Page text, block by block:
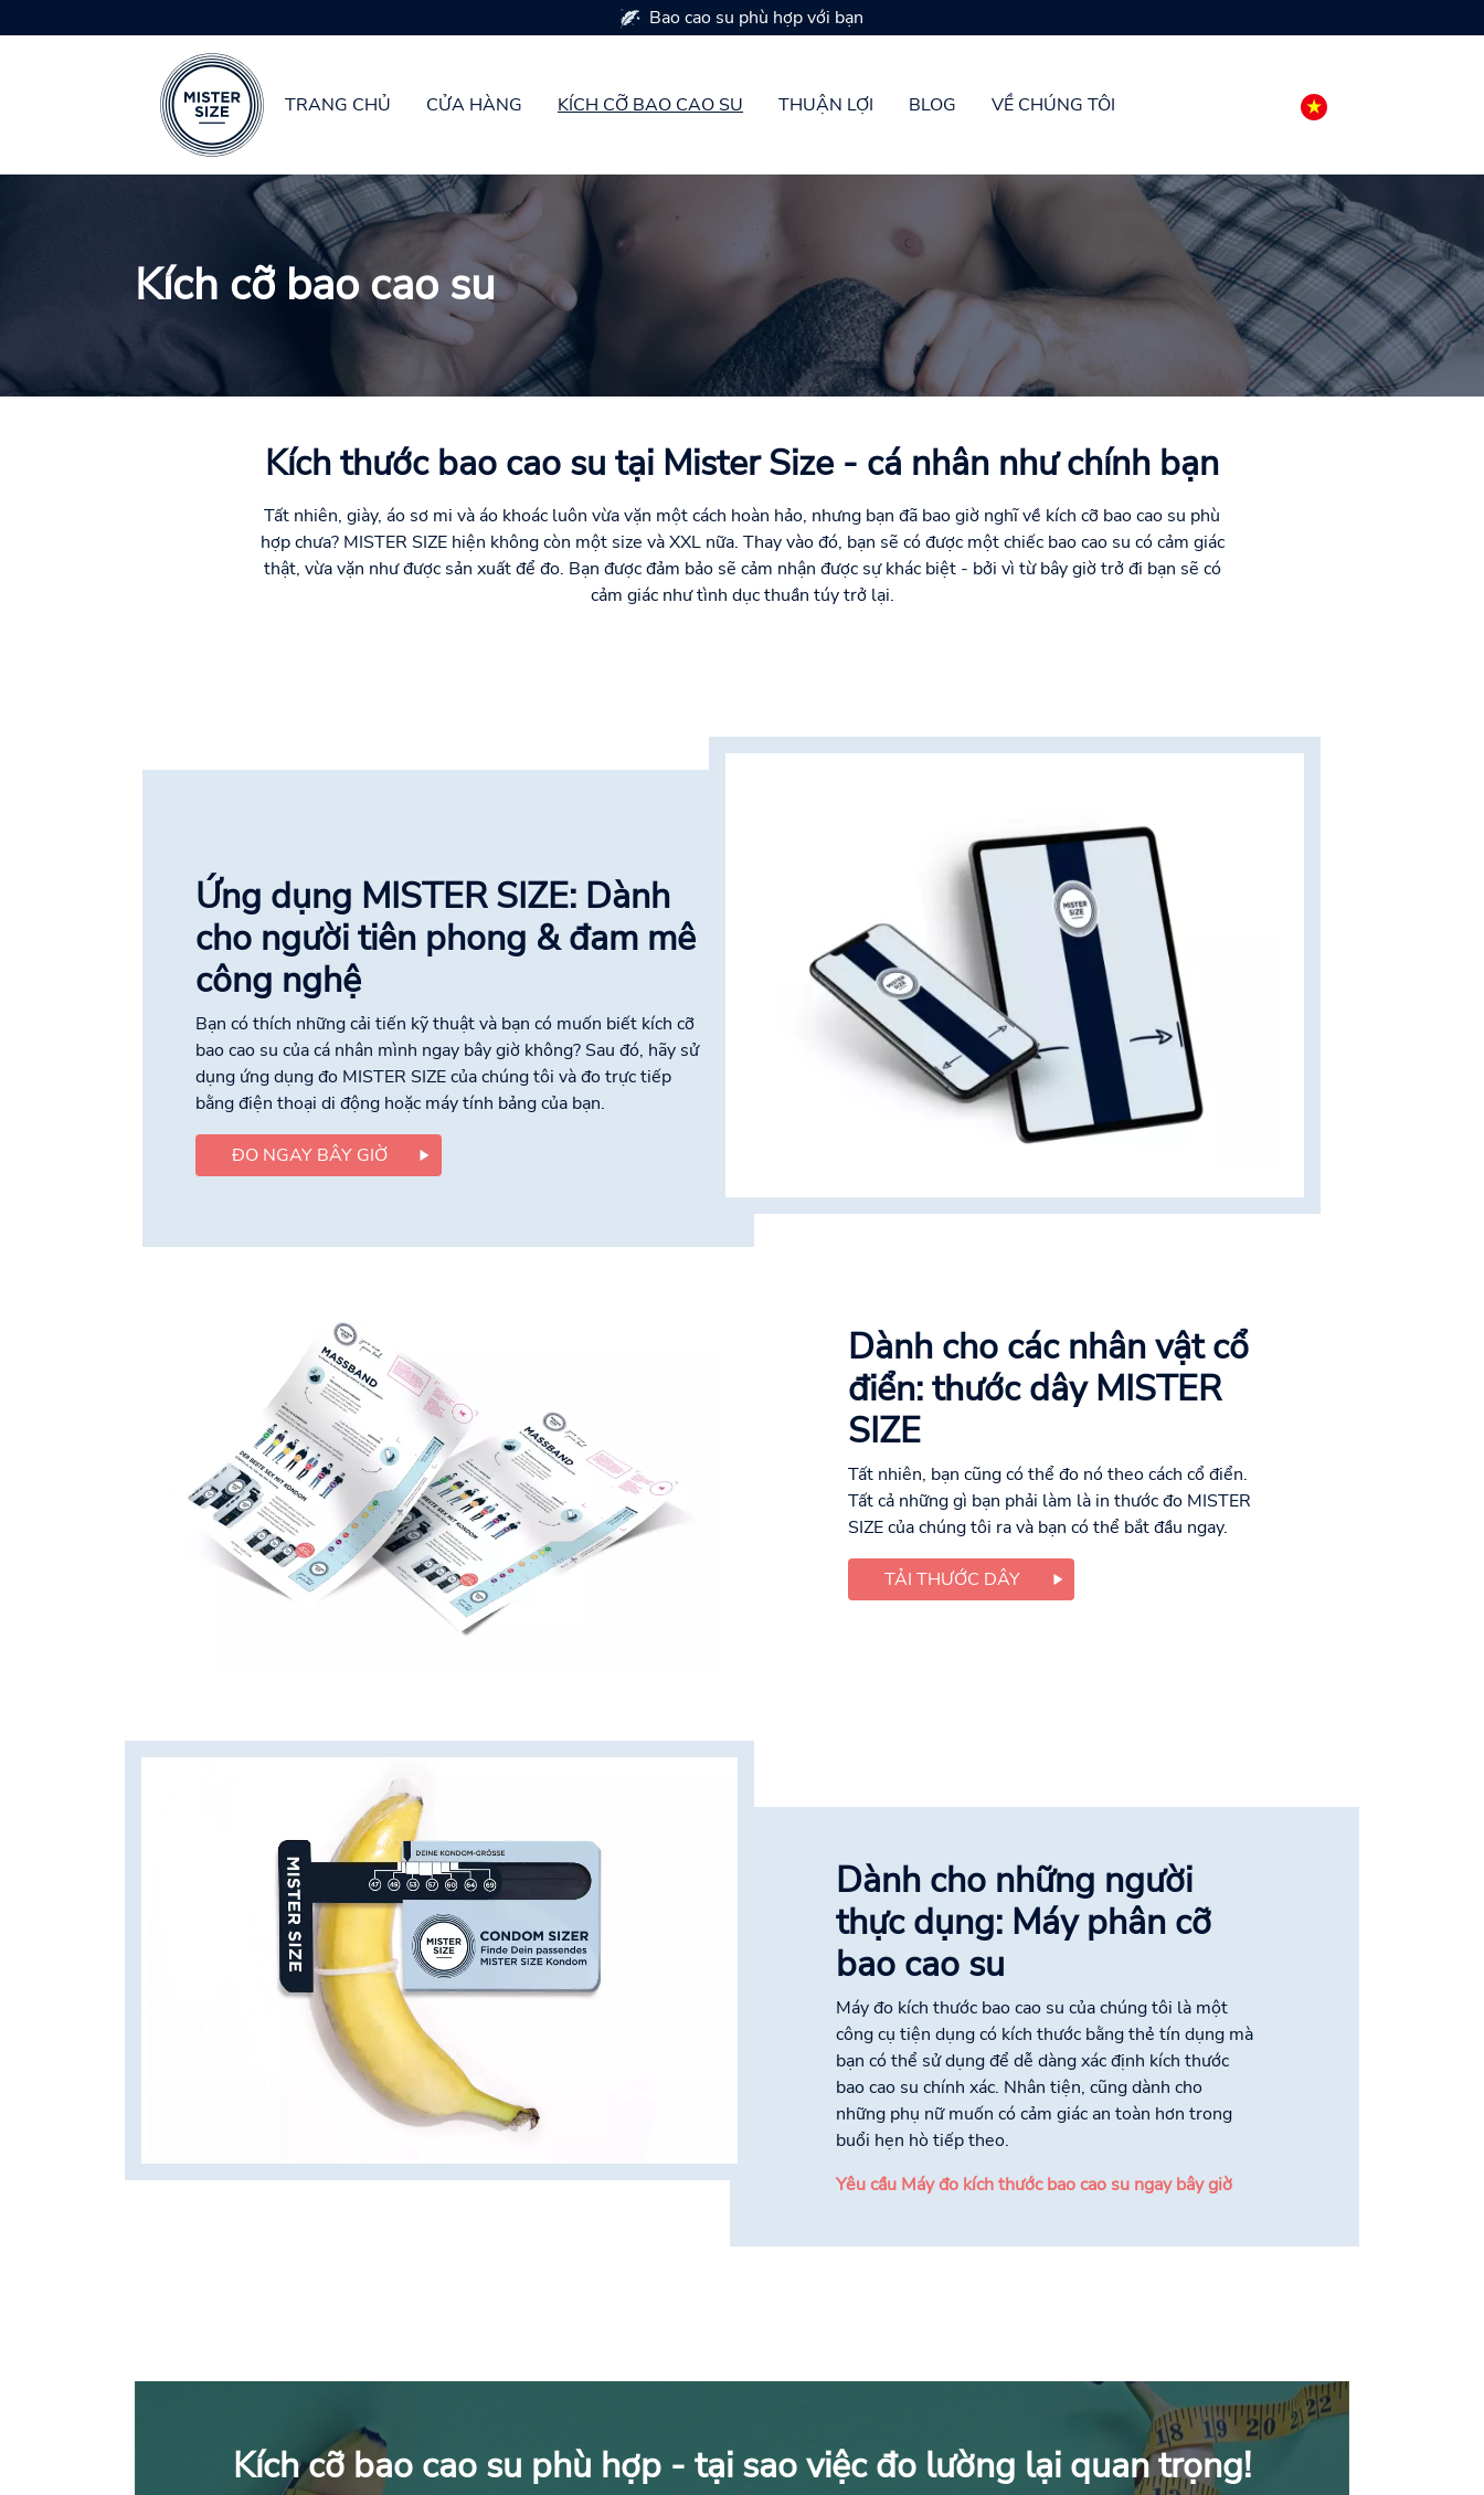
TRANG CHỦ CỬA HÀNG KÍCH CỠ BAO CAO SU THUẬN LỢI BLOG VỀ CHÚNG TÔI
Có sẵn trong 7 kích cỡ bao cao su
Kích cỡ bao cao su
Kích thước bao cao su tại Mister Size - cá nhân như chính bạn
Tất nhiên, giày, áo sơ mi và áo khoác luôn vừa vặn một cách hoàn hảo, nhưng bạn đã bao giờ nghĩ về kích cỡ bao cao su phù
hợp chưa? MISTER SIZE hiện không còn một size và XXL nữa. Thay vào đó, bạn sẽ có được một chiếc bao cao su có cảm giác
thật, vừa vặn như được sản xuất để đo. Bạn được đảm bảo sẽ cảm nhận được sự khác biệt - bởi vì từ bây giờ trở đi bạn sẽ có
cảm giác như tình dục thuần túy trở lại.
Ứng dụng MISTER SIZE: Dành
cho người tiên phong & đam mê
công nghệ
Bạn có thích những cải tiến kỹ thuật và bạn có muốn biết kích cỡ
bao cao su của cá nhân mình ngay bây giờ không? Sau đó, hãy sử
dụng ứng dụng đo MISTER SIZE của chúng tôi và đo trực tiếp
bằng điện thoại di động hoặc máy tính bảng của bạn.
ĐO NGAY BÂY GIỜ
Dành cho các nhân vật cổ
điển: thước dây MISTER
SIZE
Tất nhiên, bạn cũng có thể đo nó theo cách cổ điển.
Tất cả những gì bạn phải làm là in thước đo MISTER
SIZE của chúng tôi ra và bạn có thể bắt đầu ngay.
TẢI THƯỚC DÂY
Dành cho những người
thực dụng: Máy phân cỡ
bao cao su
Máy đo kích thước bao cao su của chúng tôi là một
công cụ tiện dụng có kích thước bằng thẻ tín dụng mà
bạn có thể sử dụng để dễ dàng xác định kích thước
bao cao su chính xác. Nhân tiện, cũng dành cho
những phụ nữ muốn có cảm giác an toàn hơn trong
buổi hẹn hò tiếp theo.
Yêu cầu Máy đo kích thước bao cao su ngay bây giờ
Kích cỡ bao cao su phù hợp - tại sao việc đo lường lại quan trọng!